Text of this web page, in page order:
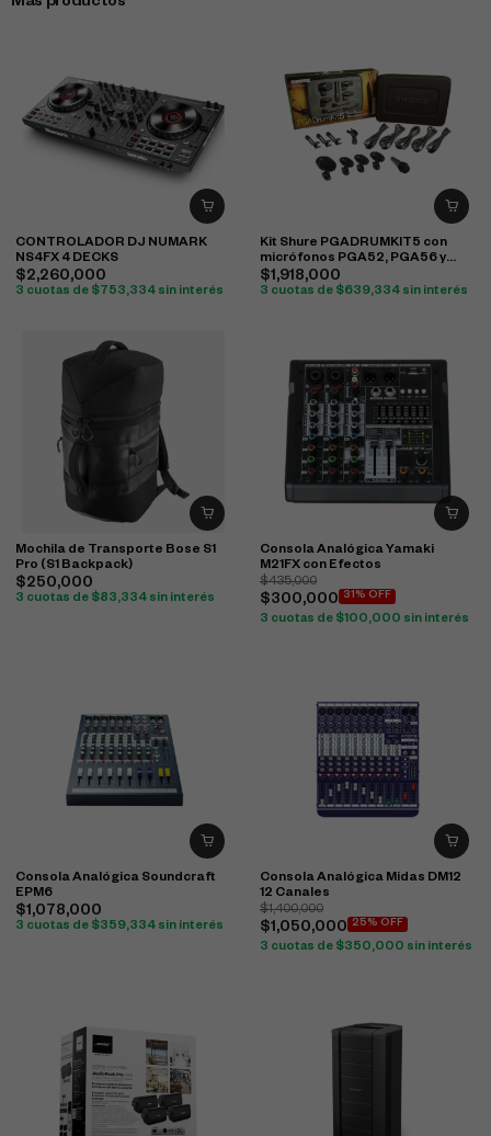
CONTROLADOR DJ NUMARK
NS4FX 4 DECKS
$2,260,000
3 cuotas de $ 753,334 sin interés
Kit Shure PGADRUMKIT5 con
micrófonos PGA52, PGA56 y
PGA57 para batería
$1,918,000
3 cuotas de $639,334 sin interés
Mochila de Transporte Bose S1
Pro (S1 Backpack)
$250,000
3 cuotas de $83,334 sin interés
Consola Analógica Yamaki
M21FX con Efectos
$435,000
$300,000 31% OFF
3 cuotas de $100,000 sin interés
Consola Analógica Soundcraft
EPM6
$1,078,000
3 cuotas de $359,334 sin interés
Consola Analógica Midas DM12
12 Canales
$1,400,000
$1,050,000 25% OFF
3 cuotas de $350,000 sin interés